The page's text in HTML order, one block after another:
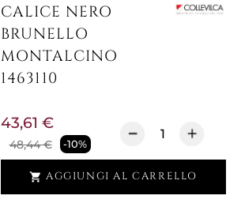
CALICE NERO
BRUNELLO
MONTALCINO
1463110
48,44 € -10%
43,61 €
 AGGIUNGI AL CARRELLO